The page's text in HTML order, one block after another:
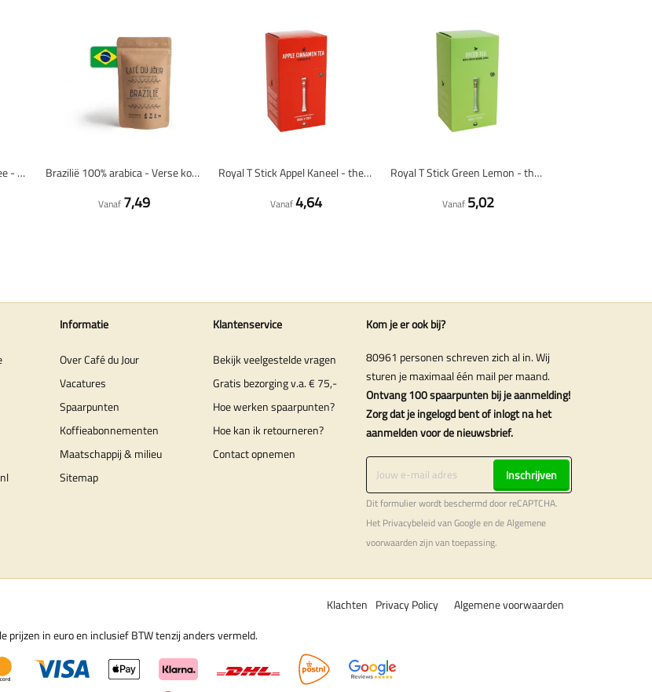
Royal T Stick Earl Grey - thee - 30 stuks Brazilië 100% arabica - Verse koffiebonen
Vanaf 7,49
Royal T Stick Appel Kaneel - thee - 30 stuks
Vanaf4,64
Royal T Stick Green Lemon - thee - 30 stuks
Vanaf 5,02
Informatie
Over Café du Jour
Vacatures
Spaarpunten
Koffieabonnementen
Maatschappij & milieu
Sitemap
Klantenservice
Bekijk veelgestelde vragen
Gratis bezorging v.a. € 75,-
Hoe werken spaarpunten?
Hoe kan ik retourneren?
Contact opnemen
Kom je er ook bij?
80961 personen schreven zich al in. Wij
sturen je maximaal één mail per maand.
Ontvang 100 spaarpunten bij je aanmelding!
Zorg dat je ingelogd bent of inlogt na het
aanmelden voor de nieuwsbrief.
Inschrijven
Dit formulier wordt beschermd door reCAPTCHA.
Het Privacybeleidvan Google en deAlgemene
voorwaardenzijn van toepassing.
Algemene voorwaarden
Privacy Policy
Klachten
prijzen in euro en inclusief BTW tenzij anders vermeld.